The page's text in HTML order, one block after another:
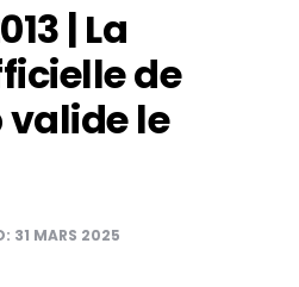
| La
de
le
31 MARS 2025